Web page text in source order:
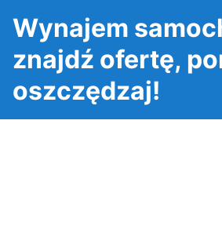
Wynajem
znajdź ofertę,
oszczędzaj!